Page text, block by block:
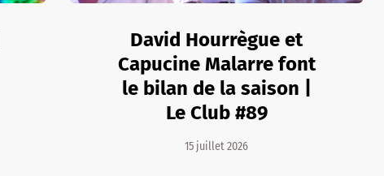
David Hourrègue et
Capucine Malarre font
le bilan de la saison |
Le Club #89
15 juillet 2026